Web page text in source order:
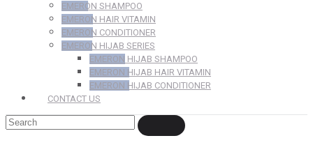
EMERON SHAMPOO
EMERON HAIR VITAMIN
EMERON CONDITIONER
EMERON HIJAB SERIES
EMERON HIJAB SHAMPOO
EMERON HIJAB HAIR VITAMIN
EMERON HIJAB CONDITIONER
CONTACT US